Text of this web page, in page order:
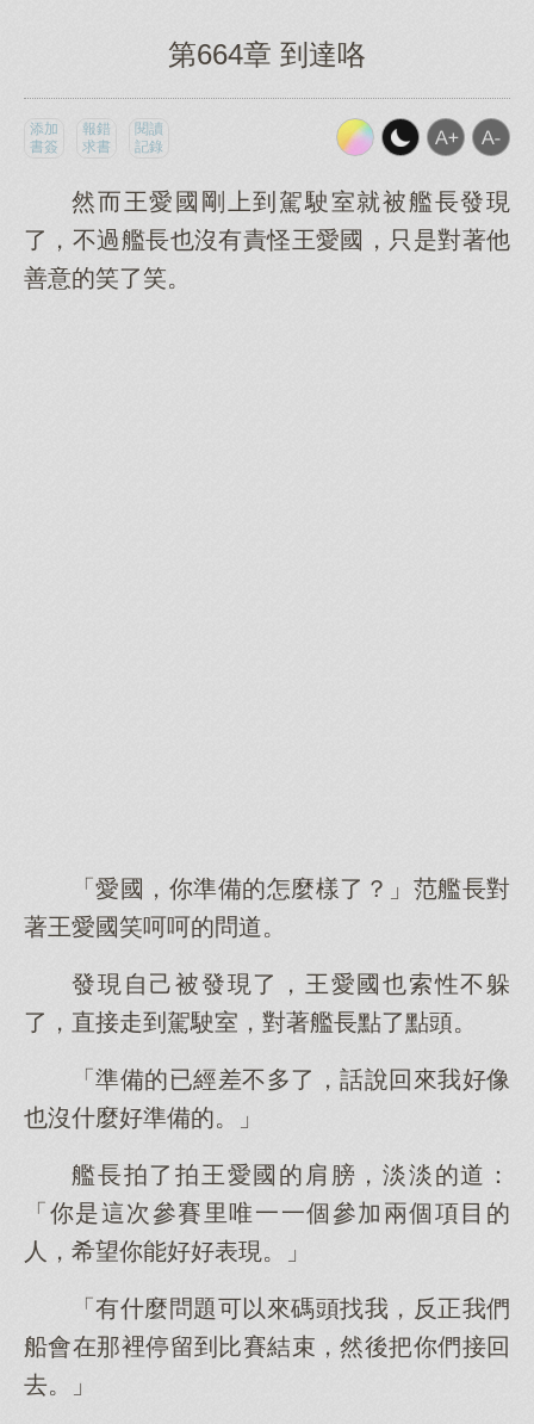
第664章 到達咯
添加
書簽
報錯
求書
閱讀
記錄
然而王愛國剛上到駕駛室就被艦長發現
了，不過艦長也沒有責怪王愛國，只是對著他
善意的笑了笑。
「愛國，你準備的怎麼樣了？」范艦長對
著王愛國笑呵呵的問道。
發現自己被發現了，王愛國也索性不躲
了，直接走到駕駛室，對著艦長點了點頭。
「準備的已經差不多了，話說回來我好像
也沒什麼好準備的。」
艦長拍了拍王愛國的肩膀，淡淡的道：
「你是這次參賽里唯一一個參加兩個項目的
人，希望你能好好表現。」
「有什麼問題可以來碼頭找我，反正我們
船會在那裡停留到比賽結束，然後把你們接回
去。」